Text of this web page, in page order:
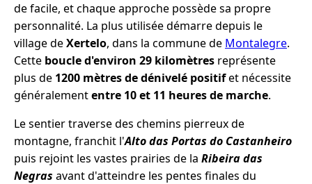
de facile, et chaque approche possède sa propre
personnalité. La plus utilisée démarre depuis le
village deXertelo, dans la commune de Montalegre.
Cette boucle d'environ 29 kilomètres représente
plus de 1200 mètres de dénivelé positifet nécessite
généralemententre 10 et 11 heures de marche.
Le sentier traverse des chemins pierreux de
montagne, franchit l'Alto das Portas do Castanheiro
puis rejoint les vastes prairies de la Ribeira das
Negras avant d'atteindre les pentes finales du